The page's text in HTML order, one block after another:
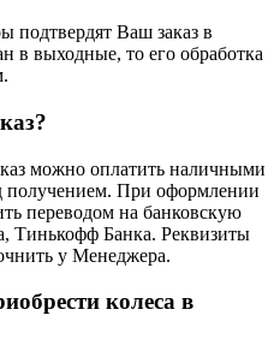
Ваш заказ в
в выходные, то его обработка
можно оплатить наличными
получением. При оформлении
переводом на банковскую
Тинькофф Банка. Реквизиты
у Менеджера.
колеса в